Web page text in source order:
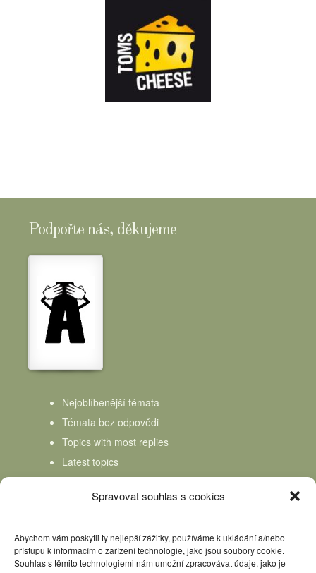
Spravovat souhlas s cookies
Abychom vám poskytli ty nejlepší zážitky, používáme k ukládání a/nebo
přístupu k informacím o zařízení technologie, jako jsou soubory cookie.
Souhlas s těmito technologiemi nám umožní zpracovávat údaje, jako je
Podpořte nás, děkujeme
Nejoblíbenější témata
Témata bez odpovědi
Topics with most replies
Latest topics
Topics Freshness